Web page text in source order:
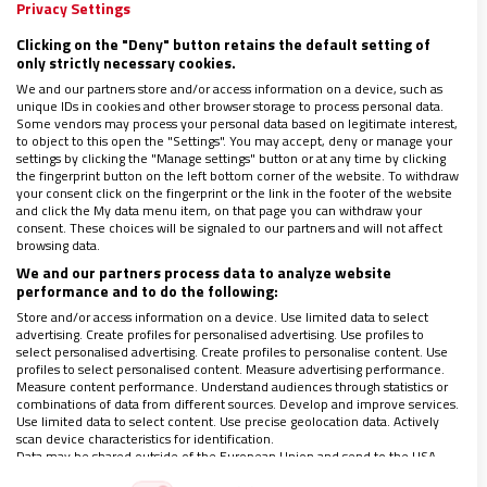
mayor -aunque todavía fuerte- papa Francisco
dirigió unas palabras al millón y medio de jóvenes
congregados a orillas del río Tajoesa noche.
El milagro
Privacy Settings
Clicking on the "Deny" button retains the default setting of
only strictly necessary cookies.
We and our partners store and/or access information on a device, such as
unique IDs in cookies and other browser storage to process personal data.
Some vendors may process your personal data based on legitimate interest,
to object to this open the "Settings". You may accept, deny or manage your
settings by clicking the "Manage settings" button or at any time by clicking
the fingerprint button on the left bottom corner of the website. To withdraw
your consent click on the fingerprint or the link in the footer of the website
and click the My data menu item, on that page you can withdraw your
consent. These choices will be signaled to our partners and will not affect
browsing data.
We and our partners process data to analyze website
performance and to do the following:
Store and/or access information on a device. Use limited data to select
advertising. Create profiles for personalised advertising. Use profiles to
select personalised advertising. Create profiles to personalise content. Use
profiles to select personalised content. Measure advertising performance.
Measure content performance. Understand audiences through statistics or
combinations of data from different sources. Develop and improve services.
Use limited data to select content. Use precise geolocation data. Actively
scan device characteristics for identification.
Data may be shared outside of the European Union and send to the USA.
Your consent and the cookie policy applies solely to this website/app.